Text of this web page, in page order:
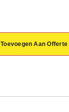
Toevoegen Aan Offerte